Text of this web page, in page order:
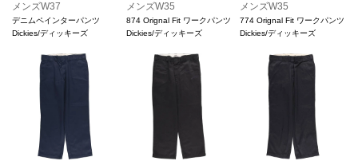
メンズW37
デニムペインターパンツ
Dickies/ディッキーズ
メンズW35
874 Orignal Fit ワークパンツ
Dickies/ディッキーズ
メンズW35
774 Orignal Fit ワークパンツ
Dickies/ディッキーズ